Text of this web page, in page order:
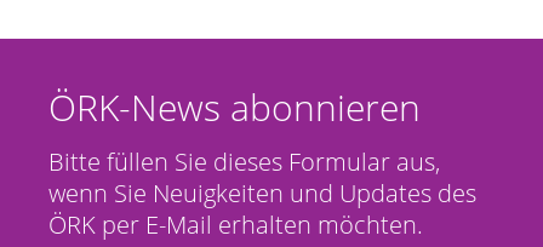
ÖRK-News abonnieren
Bitte füllen Sie dieses Formular aus,
wenn Sie Neuigkeiten und Updates des
ÖRK per E-Mail erhalten möchten.